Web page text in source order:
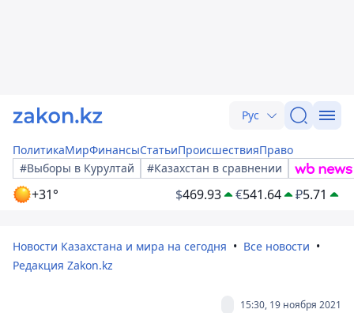
Рус
ПолитикаМирФинансыСтатьиПроисшествияПраво
#Выборы в Курултай
#Казахстан в сравнении
+31° $469.93 €541.64 ₽5.71
Новости Казахстана и мира на сегодня
Все новости
Редакция Zakon.kz
15:30, 19 ноября 2021